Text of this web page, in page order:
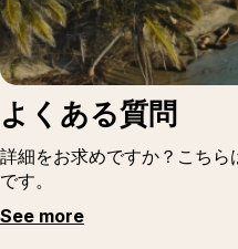
よくある質問
詳細をお求めですか？こち
です。
See more